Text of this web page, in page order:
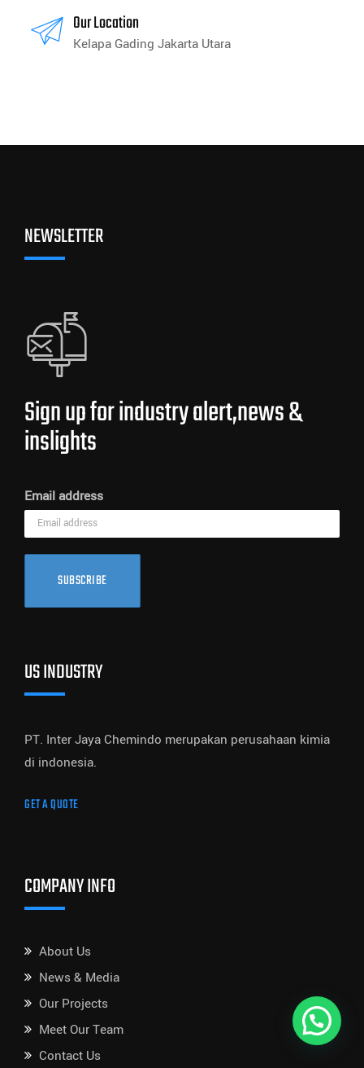
Our Location
Kelapa Gading Jakarta Utara
NEWSLETTER
Sign up for industry alert,news &
inslights
Email address
SUBSCRIBE
US INDUSTRY
PT. Inter Jaya Chemindo merupakan perusahaan kimia
di indonesia.
GET A QUOTE
COMPANY INFO
About Us
News & Media
Our Projects
Meet Our Team
Contact Us